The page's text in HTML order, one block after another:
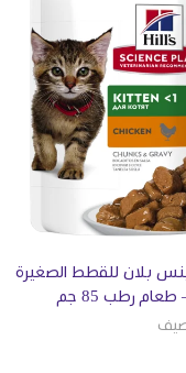
بلان للقطط الصغيرة
رطب 85 جم